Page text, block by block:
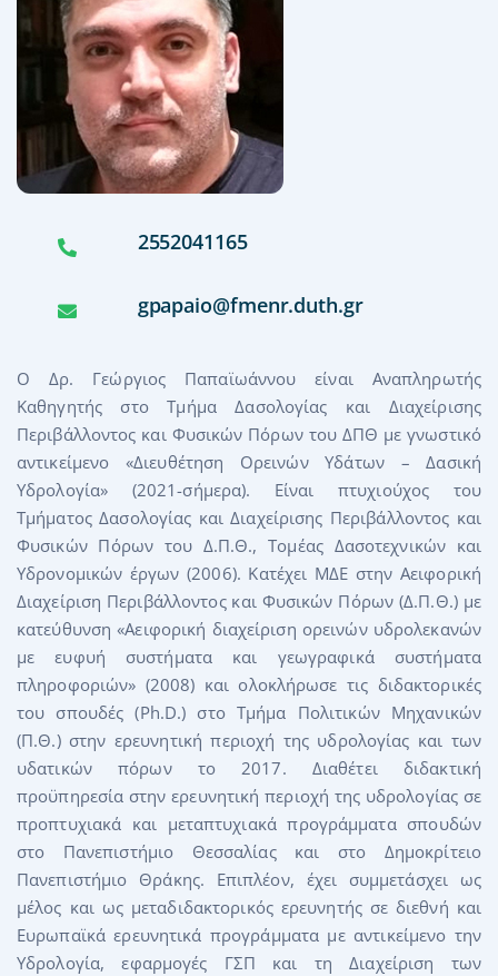
Κανονισμοί λειτουργίας
Ανακοινώσεις
2552041165
gpapaio@fmenr.duth.gr
Ο Δρ. Γεώργιος Παπαϊωάννου είναι Αναπληρωτής
Καθηγητής στο Τμήμα Δασολογίας και Διαχείρισης
Περιβάλλοντος και Φυσικών Πόρων του ΔΠΘ με γνωστικό
αντικείμενο «Διευθέτηση Ορεινών Υδάτων – Δασική
Υδρολογία» (2021-σήμερα). Είναι πτυχιούχος του
Τμήματος Δασολογίας και Διαχείρισης Περιβάλλοντος και
Φυσικών Πόρων του Δ.Π.Θ., Τομέας Δασοτεχνικών και
Υδρονομικών έργων (2006). Κατέχει ΜΔΕ στην Αειφορική
Διαχείριση Περιβάλλοντος και Φυσικών Πόρων (Δ.Π.Θ.) με
κατεύθυνση «Αειφορική διαχείριση ορεινών υδρολεκανών
με ευφυή συστήματα και γεωγραφικά συστήματα
πληροφοριών» (2008) και ολοκλήρωσε τις διδακτορικές
του σπουδές (Ph.D.) στο Τμήμα Πολιτικών Μηχανικών
(Π.Θ.) στην ερευνητική περιοχή της υδρολογίας και των
υδατικών πόρων το 2017. Διαθέτει διδακτική
προϋπηρεσία στην ερευνητική περιοχή της υδρολογίας σε
προπτυχιακά και μεταπτυχιακά προγράμματα σπουδών
στο Πανεπιστήμιο Θεσσαλίας και στο Δημοκρίτειο
Πανεπιστήμιο Θράκης. Επιπλέον, έχει συμμετάσχει ως
μέλος και ως μεταδιδακτορικός ερευνητής σε διεθνή και
Ευρωπαϊκά ερευνητικά προγράμματα με αντικείμενο την
Υδρολογία, εφαρμογές ΓΣΠ και τη Διαχείριση των